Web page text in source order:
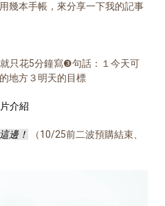
幾本手帳，來分享一下我的記事
只花5分鐘寫❸句話：１今天可
地方３明天的目標
片介紹
邊！
（10/25前二波預購結束、